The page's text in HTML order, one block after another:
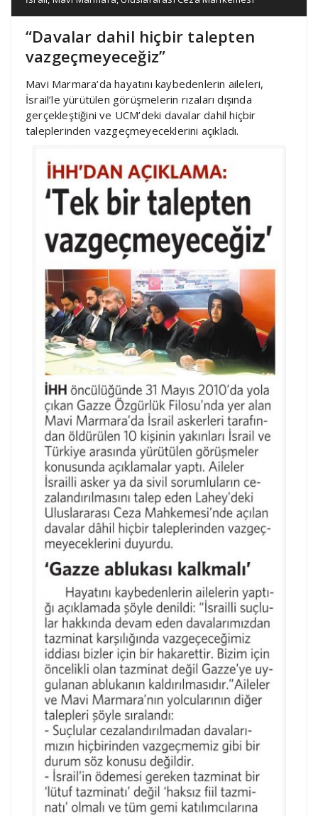
“Davalar dahil hiçbir talepten
vazgeçmeyeceğiz”
Mavi Marmara’da hayatını kaybedenlerin aileleri,
İsrail’le yürütülen görüşmelerin rızaları dışında
gerçekleştiğini ve UCM’deki davalar dahil hiçbir
taleplerinden vazgeçmeyeceklerini açıkladı.